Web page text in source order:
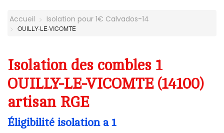
Accueil Isolation pour 1€ Calvados-14
OUILLY-LE-VICOMTE
Isolation des combles 1
OUILLY-LE-VICOMTE (14100)
artisan RGE
Éligibilité isolation a 1